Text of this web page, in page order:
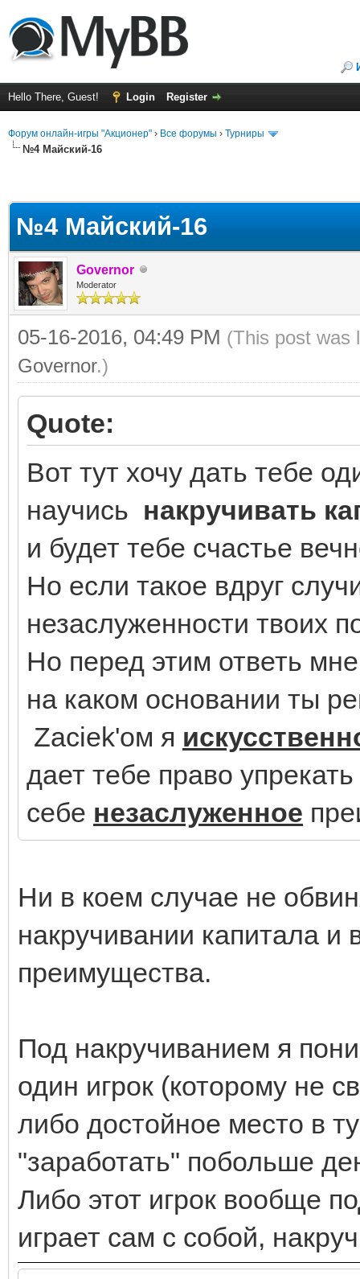
Hello There, Guest! Login Register
Форум онлайн-игры "Акционер" › Все форумы › Турниры
№4 Майский-16
№4 Майский-16
Governor
Moderator
05-16-2016, 04:49 PM (This post was
Governor.)
Quote:
Вот тут хочу дать тебе
научись накручивать
и будет тебе счастье
Но если такое вдруг
незаслуженности твоих
Но перед этим ответь
на каком основании ты
Zaciek'ом я
дает тебе право
себе незаслуженное
Ни в коем случае не
накручивании капитала и
преимущества.
Под накручиванием я
один игрок (которому не
либо достойное место в
"заработать" побольше
Либо этот игрок вообще
играет сам с собой,